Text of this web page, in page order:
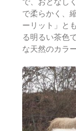
で柔らかく、
ーリット」と
る明るい茶色
な天然のカラ